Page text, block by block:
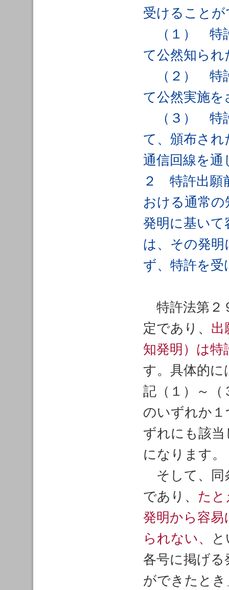
受けること
（１） 特
て公然知られ
（２） 特
て公然実施を
（３） 特
て、頒布さ
通信回線を通
２ 特許出願
おける通常
発明に基い
は、その発
ず、特許を
特許法第２
定であり、 出
知発明）は
す。具体的に
記（１）～（
のいずれか
ずれにも該
になります。
そして、同
であり、 たと
発明から容
られない、
各号に掲げ
ができたと